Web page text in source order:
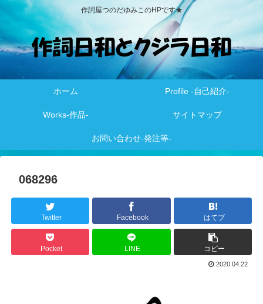
作詞屋つのだゆみこのHPです★
ホーム Profile -自己紹介-
Works-作品- サイトマップ
お問い合わせ-発注等-
068296
Twitter Facebook はてブ
Pocket LINE コピー
2020.04.22